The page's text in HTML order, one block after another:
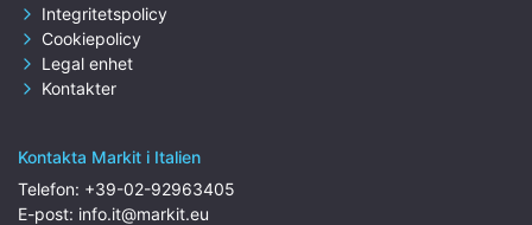
Integritetspolicy
Cookiepolicy
Legal enhet
Kontakter
Kontakta Markit i Italien
Telefon: +39-02-92963405
E-post: info.it@markit.eu